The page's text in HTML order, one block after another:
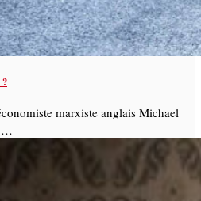
marxiste anglais Michael
…